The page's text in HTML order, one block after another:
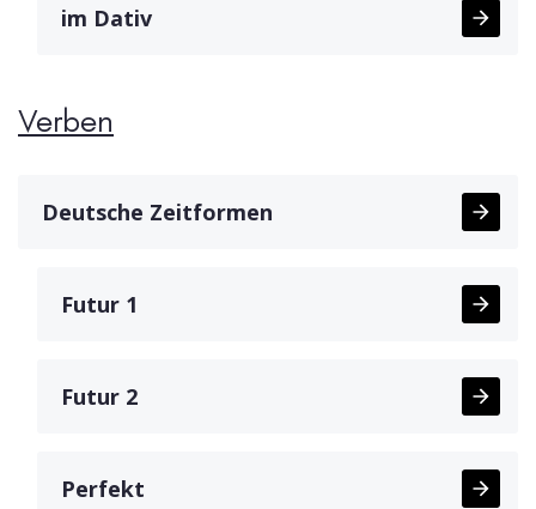
im Dativ
Verben
Deutsche Zeitformen
Futur 1
Futur 2
Perfekt